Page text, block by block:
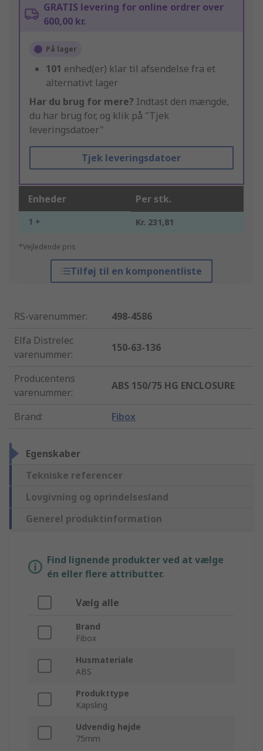
GRATIS levering for online ordrer over
600,00 kr.
På lager
101 enhed(er) klar til afsendelse fra et
alternativt lager
Har du brug for mere? Indtast den mængde,
du har brug for, og klik på "Tjek
leveringsdatoer"
Tjek leveringsdatoer
Enheder Per stk.
1 + Kr. 231,81
*Vejledende pris
Tilføj til en komponentliste
RS-varenummer:
498-4586
Elfa Distrelec
varenummer:
150-63-136
Producentens
varenummer:
ABS 150/75 HG ENCLOSURE
Brand: Fibox
Egenskaber
Tekniske referencer
Lovgivning og oprindelsesland
Generel produktinformation
Find lignende produkter ved at vælge
én eller flere attributter.
Vælg alle
Brand
Fibox
Husmateriale
ABS
Produkttype
Kapsling
Udvendig højde
75mm